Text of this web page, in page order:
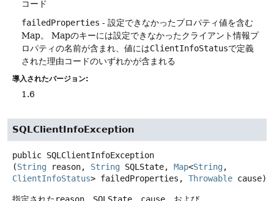
コード
failedProperties - 設定できなかったプロパティ値を含む
Map。
Mapのキーには設定できなかったクライアント情報プ
ロパティの名前が含まれ、値にはClientInfoStatusで定義
された理由コードのいずれかが含まれる
導入されたバージョン:
1.6
SQLClientInfoException
public SQLClientInfoException
(String reason, String SQLState, Map<String
ClientInfoStatus> failedProperties, Throwable cause)